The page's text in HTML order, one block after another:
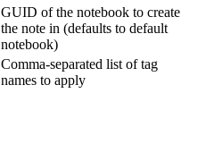
GUID of the notebook to create
the note in (defaults to default
notebook)
Comma-separated list of tag
names to apply